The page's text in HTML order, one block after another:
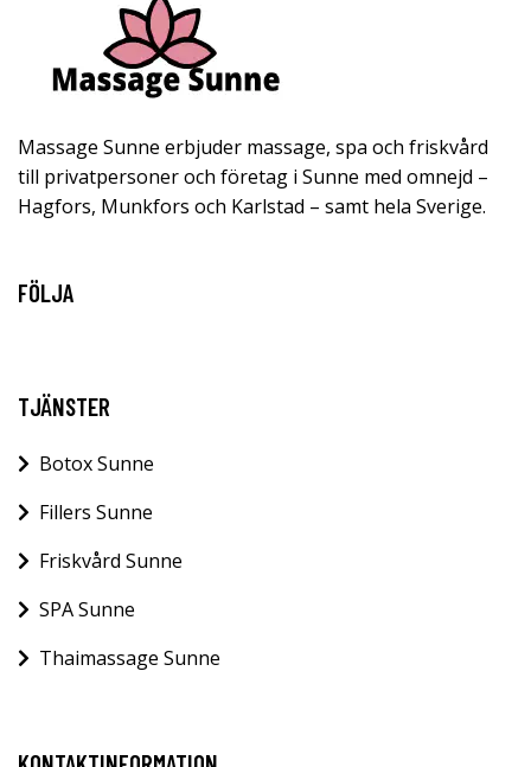
Massage Sunne erbjuder massage, spa och friskvård
till privatpersoner och företag i Sunne med omnejd –
Hagfors, Munkfors och Karlstad – samt hela Sverige.
FÖLJA
TJÄNSTER
Botox Sunne
Fillers Sunne
Friskvård Sunne
SPA Sunne
Thaimassage Sunne